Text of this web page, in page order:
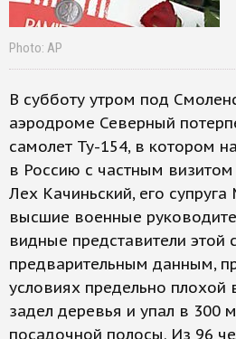
Photo: АР
В субботу утром под
аэродроме Северный
самолет Ту-154, в котором
в Россию с частным
Лех Качиньский, его
высшие военные
видные представители этой
предварительным данным,
условиях предельно плохой
задел деревья и упал в 300
посадочной полосы. Из 96